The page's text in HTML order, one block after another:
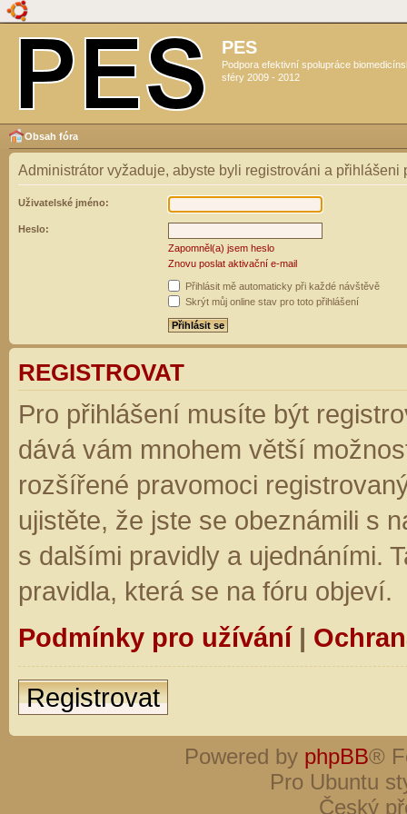
PES
Podpora efektivní spolupráce
sféry 2009 - 2012
Obsah fóra
Administrátor vyžaduje, abyste byli registrováni a přihlášeni
Uživatelské jméno:
Heslo:
Zapomněl(a) jsem heslo
Znovu poslat aktivační e-mail
Přihlásit mě automaticky při každé návštěvě
Skrýt můj online stav pro toto přihlášení
REGISTROVAT
Pro přihlášení musíte být
dává vám mnohem větší
rozšířené pravomoci
ujistěte, že jste se obeznámili s
s dalšími pravidly a ujednáními.
pravidla, která se na fóru objeví.
Podmínky pro užívání|
Registrovat
Powered by phpBB®
Pro Ubuntu
Český